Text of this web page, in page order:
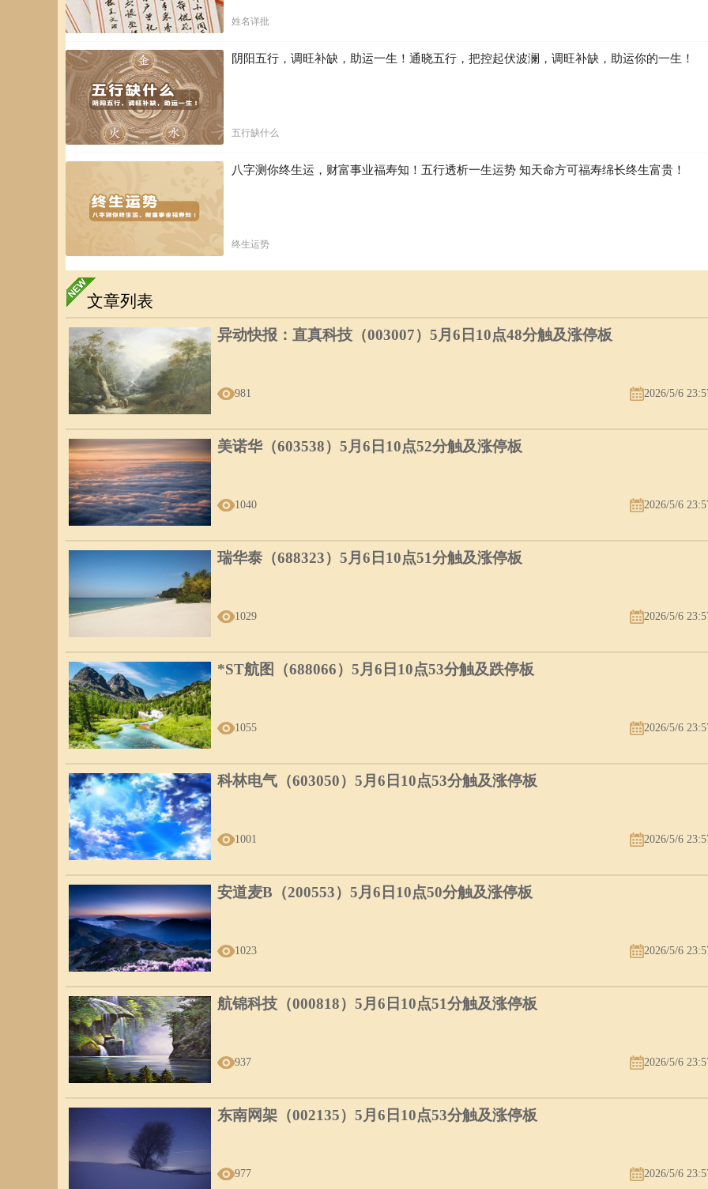
姓名详批
阴阳五行，调旺补缺，助运一生！通晓五行，把控起伏波澜，调旺补缺，助运你的一生！
五行缺什么
八字测你终生运，财富事业福寿知！五行透析一生运势 知天命方可福寿绵长终生富贵！
终生运势
文章列表
异动快报：直真科技（003007）5月6日10点48分触及涨停板
981 2026/5/6
美诺华（603538）5月6日10点52分触及涨停板
1040 2026/5/6
瑞华泰（688323）5月6日10点51分触及涨停板
1029 2026/5/6
*ST航图（688066）5月6日10点53分触及跌停板
1055 2026/5/6
科林电气（603050）5月6日10点53分触及涨停板
1001 2026/5/6
安道麦B（200553）5月6日10点50分触及涨停板
1023 2026/5/6
航锦科技（000818）5月6日10点51分触及涨停板
937 2026/5/6
东南网架（002135）5月6日10点53分触及涨停板
977 2026/5/6